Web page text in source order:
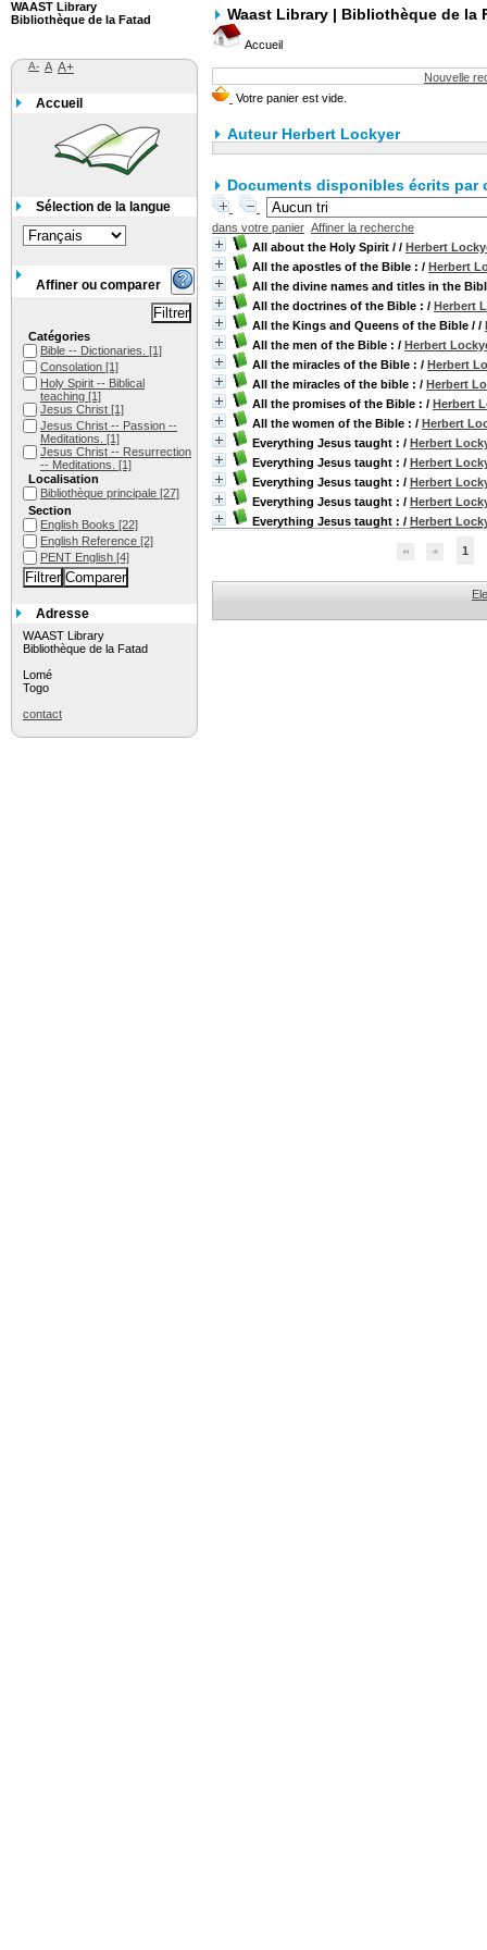
Waast Library | Bibliothèque de la
Accueil
Nouvelle
Auteur Herbert Lockyer
Documents disponibles écrits par
dans votre panier Affiner la recherche
All about the Holy Spirit / / Herbert
All the apostles of the Bible : / Herbert
All the divine names and titles in the
All the doctrines of the Bible : / Herbert
All the Kings and Queens of the Bible / /
All the men of the Bible : / Herbert
All the miracles of the Bible : / Herbert
All the miracles of the bible : / Herbert
All the promises of the Bible : / Herbert
All the women of the Bible : / Herbert
Everything Jesus taught : / Herbert
Everything Jesus taught : / Herbert
Everything Jesus taught : / Herbert
Everything Jesus taught : / Herbert
Everything Jesus taught : / Herbert
1
WAAST Library
Bibliothèque de la Fatad
A- A A+
Accueil
Sélection de la langue
Affiner ou comparer
Catégories
Bible -- Dictionaries. [1]
Consolation [1]
Holy Spirit -- Biblical
teaching [1]
Jesus Christ [1]
Jesus Christ -- Passion --
Meditations. [1]
Jesus Christ -- Resurrection
-- Meditations. [1]
Localisation
Bibliothèque principale [27]
Section
English Books [22]
English Reference [2]
PENT English [4]
Adresse
WAAST Library
Bibliothèque de la Fatad
Lomé
Togo
contact